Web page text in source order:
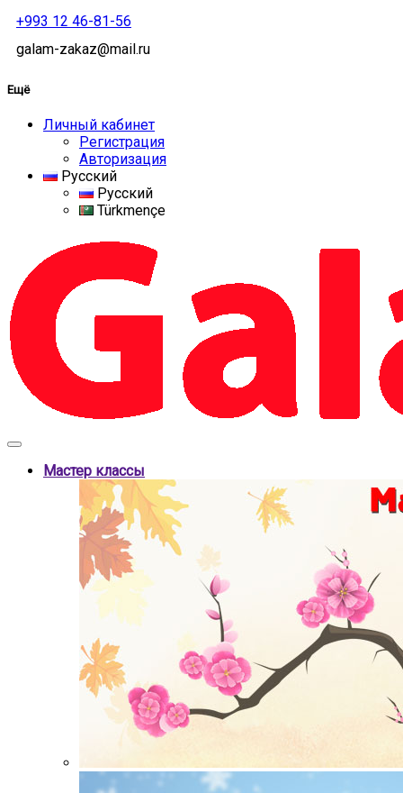
+993 12 46-81-56
galam-zakaz@mail.ru
Ещё
Личный кабинет
Регистрация
Авторизация
Русский
Русский
Türkmençe
Мастер классы